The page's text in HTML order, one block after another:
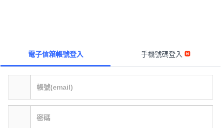
電子信箱帳號登入 手機號碼登入